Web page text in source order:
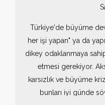
Türkiye'de büyüme
her işi yapan" ya da
dikey odaklanmaya
etmesi gerekiyor.
karsızlık ve büyüme
bunları iyi günde